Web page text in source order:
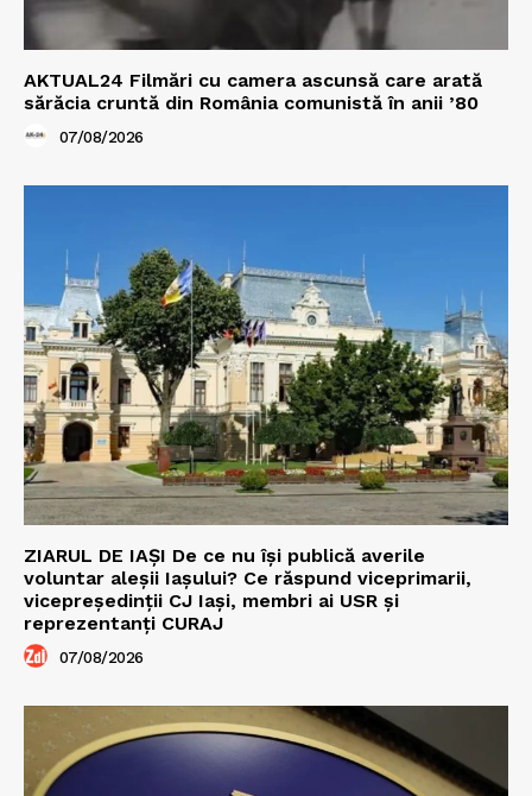
AKTUAL24 Filmări cu camera ascunsă care arată
sărăcia cruntă din România comunistă în anii ’80
07/08/2026
ZIARUL DE IAȘI De ce nu își publică averile
voluntar aleșii Iașului? Ce răspund viceprimarii,
vicepreședinții CJ Iași, membri ai USR și
reprezentanți CURAJ
07/08/2026